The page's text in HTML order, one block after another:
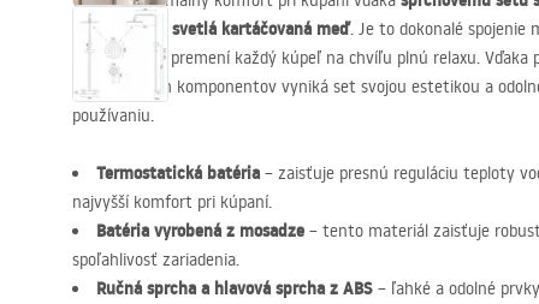
módnej farbe svetlá kartáčovaná meď. Je to dokonalé spojenie
riešení, ktoré premení každý kúpeľ na chvíľu plnú relaxu. Vďaka
prvotriednych komponentov vyniká set svojou estetikou a
používaniu.
Termostatická batéria – zaisťuje presnú reguláciu teploty
najvyšší komfort pri kúpaní.
Batéria vyrobená z mosadze – tento materiál zaisťuje
spoľahlivosť zariadenia.
Ručná sprcha a hlavová sprcha z ABS – ľahké a odolné